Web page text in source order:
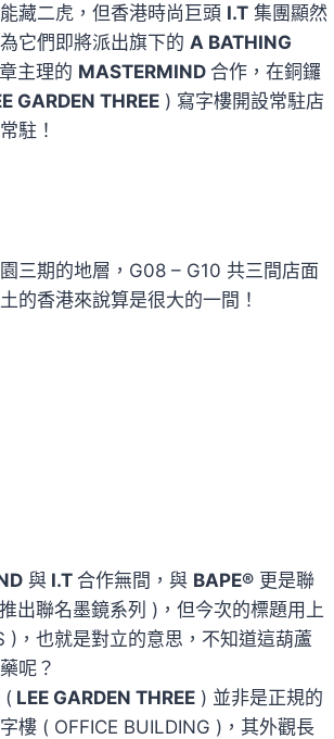
藏二虎，但香港時尚巨頭 I.T 集團顯然
它們即將派出旗下的 A BATHING
主理的 MASTERMIND 合作，在銅鑼
GARDEN THREE ) 寫字樓開設常駐店
駐！
三期的地層，G08 – G10 共三間店面
的香港來說算是很大的一間！
與 I.T 合作無間，與 BAPE® 更是聯
出聯名墨鏡系列 )，但今次的標題用上
)，也就是對立的意思，不知道這葫蘆
呢？
( LEE GARDEN THREE ) 並非是正規的
樓 ( OFFICE BUILDING )，其外觀長